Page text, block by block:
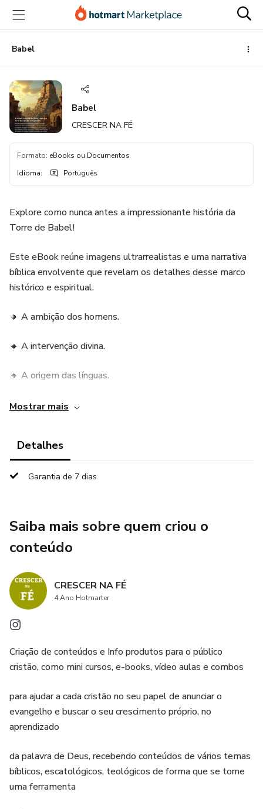
para
conteúdo
principal
para
pagamento
para
rodapé
Babel
Babel
CRESCER NA FÉ
Formato: eBooks ou Documentos
Idioma: Português
Explore como nunca antes a impressionante história da
Torre de Babel!
Este eBook reúne imagens ultrarrealistas e uma narrativa
bíblica envolvente que revelam os detalhes desse marco
histórico e espiritual.
🔸 A ambição dos homens.
🔸 A intervenção divina.
🔸 A origem das línguas.
Perfeito para estudos, meditações e evangelismo.
Mostrar mais
Detalhes
Garantia de 7 dias
Saiba mais sobre quem criou o
conteúdo
CRESCER NA FÉ
4 Ano Hotmarter
Criação de conteúdos e Info produtos para o público
cristão, como mini cursos, e-books, vídeo aulas e combos
para ajudar a cada cristão no seu papel de anunciar o
evangelho e buscar o seu crescimento próprio, no
aprendizado
da palavra de Deus, recebendo conteúdos de vários temas
bíblicos, escatológicos, teológicos de forma que se torne
uma ferramenta